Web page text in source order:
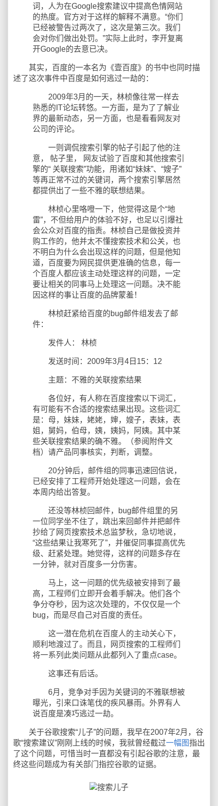
词，人为在Google搜索建议中提高色情网站
的热度。官方对于这样的解释不满意。“你们
已经被警告过两次了，这次是第三次。我们
会对你们做出处罚。”实际上此时，李开复离
开Google的去意已决。
其实，百度的一本名为《壹百度》的书中也同时描
述了这次事件中百度是如何逃过一劫的：
2009年3月的一天，林桢像往常一样去
熟悉的IT论坛转悠。一方面，是为了了解业
界的最新动态，另一方面，也是看看网友对
公司的评论。
一则调侃搜索引擎的帖子引起了他的注
意， 帖子里， 网友试验了百度和其他搜索引
擎的“ 关联搜索”功能，用诸如“妹妹”、“嫂子”
等再正常不过的关键词，两个搜索引擎居然
都提供出了一些不雅的联想结果。
林桢心里咯噔一下，他觉得这是个“地
雷”，不但给用户的体验不好，也足以引爆社
会公众对百度的指责。林桢自己是做投资并
购工作的，他并太不懂搜索技术和公关，也
不明白为什么会出现这样的问题，但是他知
道，百度要为网民提供更准确的信息，每一
个百度人都应该主动处理这样的问题，一定
要让相关的同事马上处理这一问题。决不能
因这样的事让百度的品牌蒙羞！
林桢赶紧给百度的bug邮件组发去了邮
件：
发件人： 林桢
发送时间：2009年3月4日15：12
主题：不雅的关联搜索结果
各位好，有人称在百度搜索以下词汇，
有可能有不合适的搜索结果出现。这些词汇
是：母，妹妹，姥姥，婶，嫂子，表妹，表
姐，舅妈，伯母，姨，姨妈，阿姨。其中某
些关联搜索结果的确不雅。（参阅附件文
档）请产品同事核实，判断，调整。
20分钟后，邮件组的同事迅速回信说，
已经安排了工程师开始处理这一问题，会在
本周内给出答复。
还没等林桢回邮件，bug邮件组里的另
一位同学坐不住了，跳出来回邮件并把邮件
抄给了网页搜索技术总监梦秋，急切地说，
“这些结果让我寒死了”，并催促同事提高优先
级、赶紧处理。她觉得，这样的问题多存在
一分钟，就对百度多一分伤害。
马上，这一问题的优先级被安排到了最
高，工程师们立即开会着手解决。他们各个
争分夺秒，因为这次处理的，不仅仅是一个
bug，而是尽自己对百度的责任。
这一潜在危机在百度人的主动关心下，
顺利地渡过了。而且，网页搜索的工程师们
将一系列此类问题从此都列入了重点case。
这事还有后话。
6月，竞争对手因为关键词的不雅联想被
曝光，引来口诛笔伐的疾风暴雨。外界有人
说百度是凑巧逃过一劫。
关于谷歌搜索“儿子”的问题，我早在2007年2月，谷
歌“搜索建议”刚刚上线的时候，我就曾经截过一幅图指出
了这个问题，可惜当时一直都没有引起谷歌的注意，最
终这些问题成为有关部门指控谷歌的证据。